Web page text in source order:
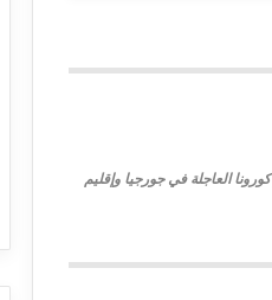
العاجلة في جورجيا وإقليم